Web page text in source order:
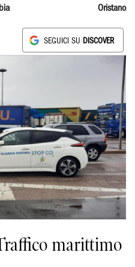
Oristano
SEGUICI SU DISCOVER
marittimo